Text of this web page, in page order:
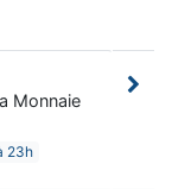
Monnaie
23h